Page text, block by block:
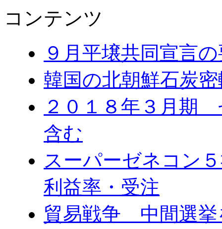
コンテンツ
９月平壌共同宣言
韓国の北朝鮮石炭
２０１８年３月期
含む
スーパーゼネコン
利益率・受注
貿易戦争 中間選